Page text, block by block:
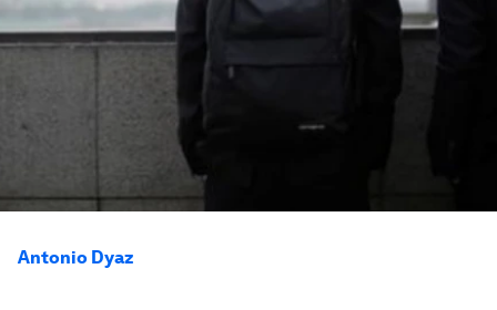
Antonio Dyaz